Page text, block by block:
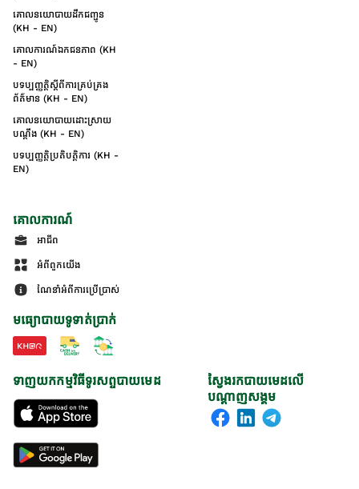
គោលនយោបាយដឹកជញ្ជូន
(KH - EN)
គោលការណ៍ឯកជនភាព (KH
- EN)
បទប្បញ្ញត្តិស្តីពីការគ្រប់គ្រង
ព័ត៌មាន (KH - EN)
គោលនយោបាយដោះស្រាយ
បណ្ដឹង (KH - EN)
បទប្បញ្ញត្តិប្រតិបត្តិការ (KH -
EN)
គោលការណ៍
អាជីព
អំពីពួកយើង
ណែនាំអំពីការប្រើប្រាស់
មធ្យោបាយទូទាត់ប្រាក់
ស្វែងរកបាយមេដលើ
បណ្តាញសង្គម
ទាញយកកម្មវិធីទូរសព្ទបាយមេដ